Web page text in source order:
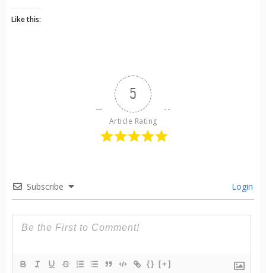
Like this:
5
Article Rating
Subscribe Login
{} [+]